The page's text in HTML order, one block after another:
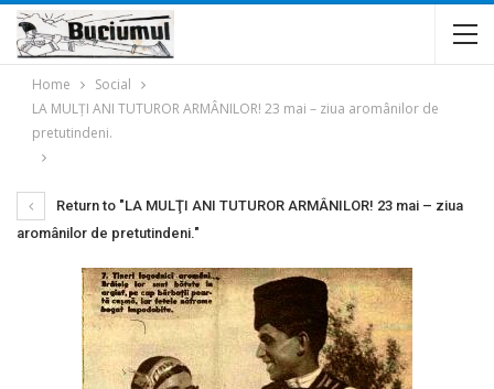
Home
Social
LA MULŢI ANI TUTUROR ARMÂNILOR! 23 mai – ziua aromânilor de
pretutindeni.
Return to "LA MULŢI ANI TUTUROR ARMÂNILOR! 23 mai – ziua
aromânilor de pretutindeni."